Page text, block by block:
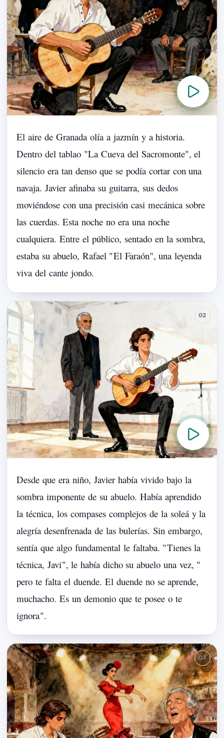
El aire de Granada olía a jazmín y a historia.
Dentro del tablao "La Cueva del Sacromonte", el
silencio era tan denso que se podía cortar con una
navaja. Javier afinaba su guitarra, sus dedos
moviéndose con una precisión casi mecánica sobre
las cuerdas. Esta noche no era una noche
cualquiera. Entre el público, sentado en la sombra,
estaba su abuelo, Rafael "El Faraón", una leyenda
viva del cante jondo.
Desde que era niño, Javier había vivido bajo la
sombra imponente de su abuelo. Había aprendido
la técnica, los compases complejos de la soleá y la
alegría desenfrenada de las bulerías. Sin embargo,
sentía que algo fundamental le faltaba. "Tienes la
técnica, Javi", le había dicho su abuelo una vez, "
pero te falta el duende. El duende no se aprende,
muchacho. Es un demonio que te posee o te
ignora".